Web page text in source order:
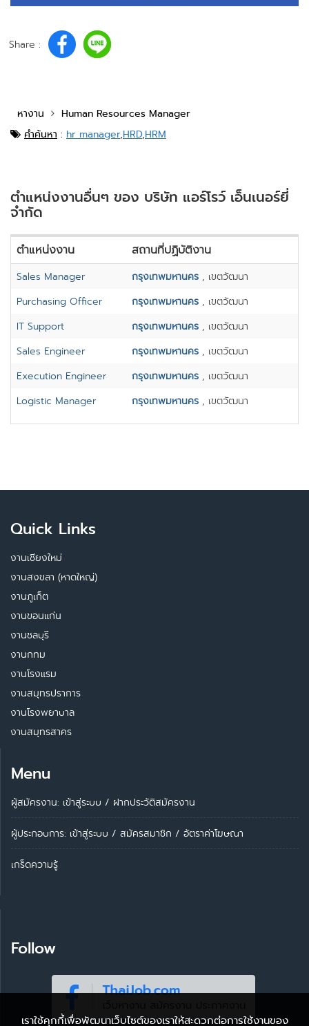
Share :
หางาน
Human Resources Manager
คำค้นหา : hr manager,HRD,HRM
ตำแหน่งงานอื่นๆ ของ บริษัท แอร์โรว์ เอ็นเนอร์ยี่
จำกัด
ตำแหน่งงาน สถานที่ปฏิบัติงาน
Sales Manager กรุงเทพมหานคร , เขตวัฒนา
Purchasing Officer
กรุงเทพมหานคร , เขตวัฒนา
IT Support
กรุงเทพมหานคร , เขตวัฒนา
Sales Engineer
กรุงเทพมหานคร , เขตวัฒนา
Execution Engineer
กรุงเทพมหานคร , เขตวัฒนา
Logistic Manager
กรุงเทพมหานคร , เขตวัฒนา
Quick Links
งานเชียงใหม่
งานสงขลา (หาดใหญ่)
งานภูเก็ต
งานขอนแก่น
งานชลบุรี
งานกทม
งานโรงแรม
งานสมุทรปราการ
งานโรงพยาบาล
งานสมุทรสาคร
Menu
ผู้สมัครงาน: เข้าสู่ระบบ / ฝากประวัติสมัครงาน
ผู้ประกอบการ: เข้าสู่ระบบ / สมัครสมาชิก / อัตราค่าโฆษณา
เกร็ดความรู้
Follow
เราใช้คุกกี้เพื่อพัฒนาเว็บไซต์ของเราให้สะดวกต่อการใช้งานของ